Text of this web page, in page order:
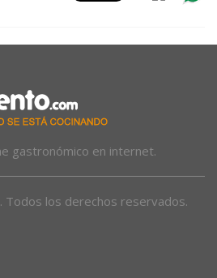
gastronómico en internet.
los derechos reservados.